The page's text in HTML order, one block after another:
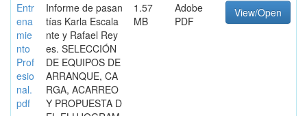
Entr
ena
mie
nto
Prof
esio
nal.
pdf
Informe de pasan
tías Karla Escala
nte y Rafael Rey
es. SELECCIÓN
DE EQUIPOS DE
ARRANQUE, CA
RGA, ACARREO
Y PROPUESTA D
1.57
MB
Adobe
PDF
View/Open